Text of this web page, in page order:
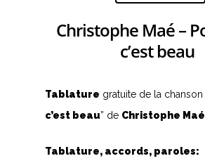
Christophe Maé –
c’est beau
Tablature gratuite de la chanson
c’est beau” de Christophe Maé
Tablature, accords, paroles: